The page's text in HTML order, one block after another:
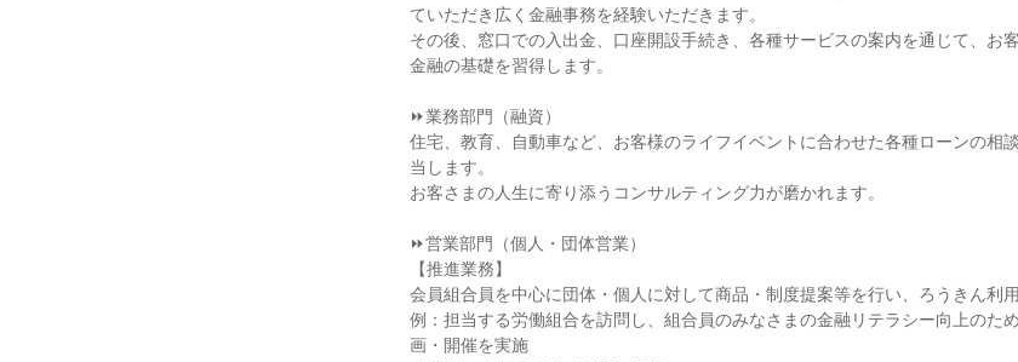
ていただき広く金融事務を経験いただきます。
その後、窓口での入出金、口座開設手続き、各種サービスの案内を通じて、お
金融の基礎を習得します。
⏩業務部門（融資）
住宅、教育、自動車など、お客様のライフイベントに合わせた各種ローンの相
当します。
お客さまの人生に寄り添うコンサルティング力が磨かれます。
⏩営業部門（個人・団体営業）
【推進業務】
会員組合員を中心に団体・個人に対して商品・制度提案等を行い、ろうきん利
例：担当する労働組合を訪問し、組合員のみなさまの金融リテラシー向上のた
画・開催を実施